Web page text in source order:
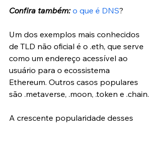
Confira também: o que é DNS?
Um dos exemplos mais conhecidos
de TLD não oficial é o .eth, que serve
como um endereço acessível ao
usuário para o ecossistema
Ethereum. Outros casos populares
são .metaverse, .moon, .token e .chain.
A crescente popularidade desses